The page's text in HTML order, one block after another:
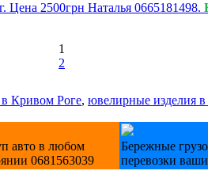
Цена 2500грн Наталья 0665181498.
1
2
Кривом Роге, ювелирные изделия
авто в любом
0681563039
Бережные
перевозки